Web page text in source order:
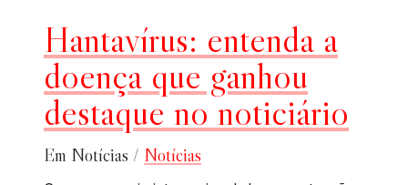
Hantavírus: entenda a
doença que ganhou
destaque no noticiário
Em Notícias / Notícias